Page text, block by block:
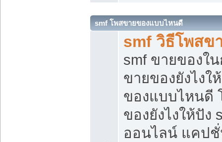
smf โพสขายของแบบไหนดี
smf วิธีโพสข
smf ขายของใ
ขายของยังไง
ของแบบไหนดี
ของยังไงให้ปั
ออนไลน์ แคป